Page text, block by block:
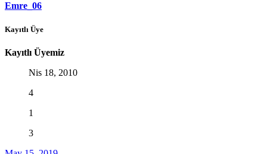
Emre_06
Kayıtlı Üye
Kayıtlı Üyemiz
Nis 18, 2010
4
1
3